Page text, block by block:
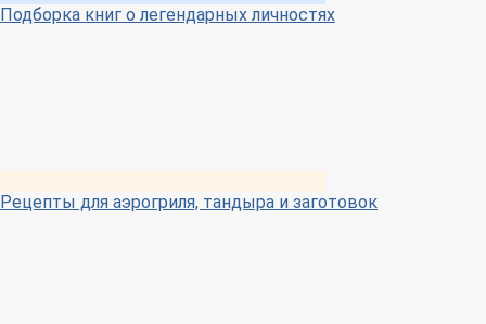
Подборка книг о легендарных личностях
Рецепты для аэрогриля, тандыра и заготовок